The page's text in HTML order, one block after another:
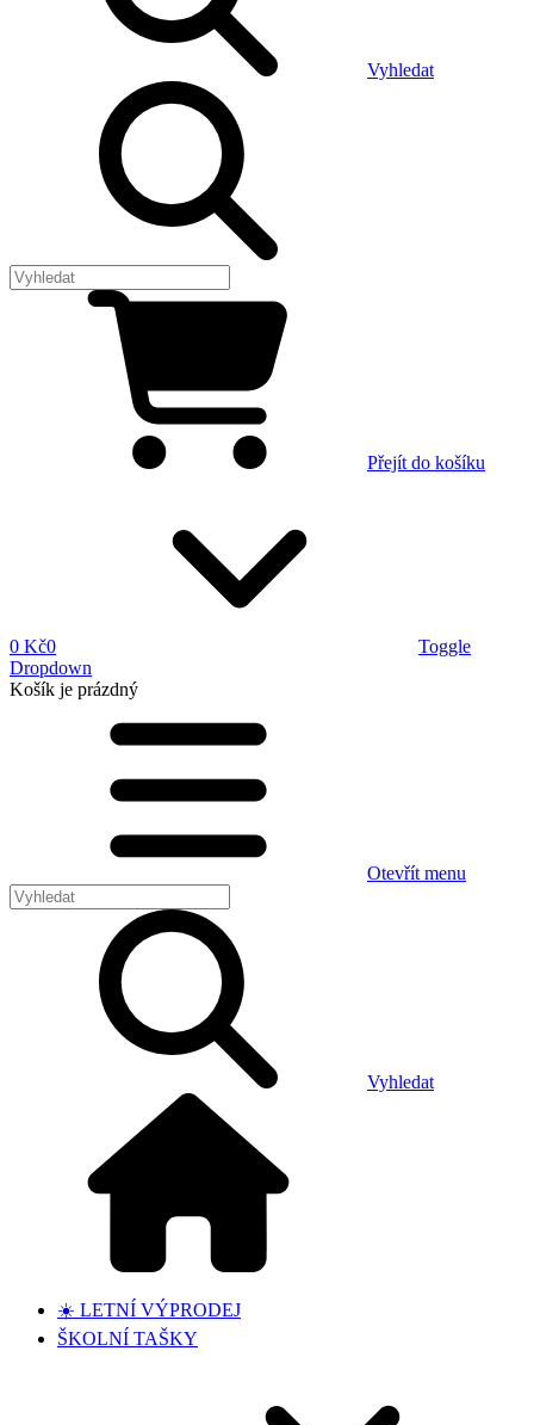
Vyhledat
Přejít do košíku
0 Kč0
Toggle
Dropdown
Košík je prázdný
Otevřít menu
Vyhledat
☀️ LETNÍ VÝPRODEJ
ŠKOLNÍ TAŠKY